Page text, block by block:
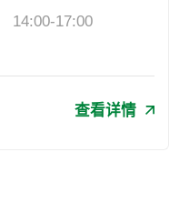
14:00-17:00
查看详情